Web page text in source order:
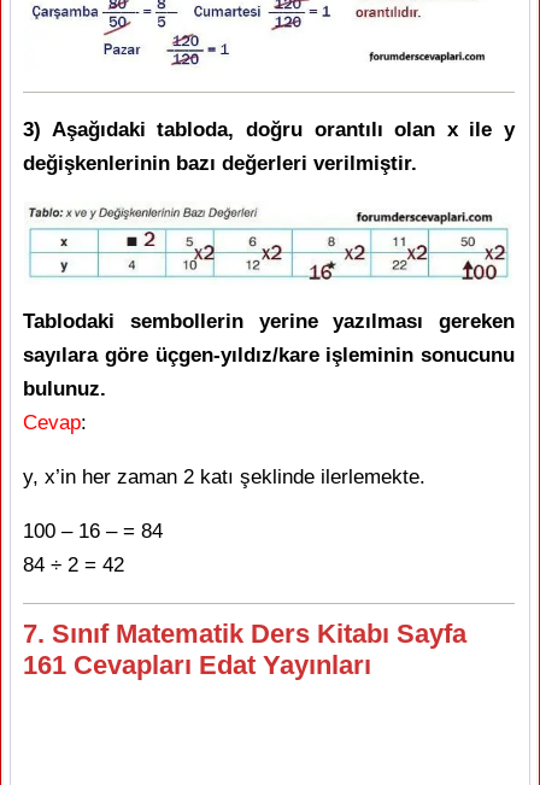
3) Aşağıdaki tabloda, doğru orantılı olan x ile y
değişkenlerinin bazı değerleri verilmiştir.
Tablodaki sembollerin yerine yazılması gereken
sayılara göre üçgen-yıldız/kare işleminin sonucunu
bulunuz.
Cevap:
y, x’in her zaman 2 katı şeklinde ilerlemekte.
100 – 16 – = 84
84 ÷ 2 = 42
7. Sınıf Matematik Ders Kitabı Sayfa
161 Cevapları Edat Yayınları